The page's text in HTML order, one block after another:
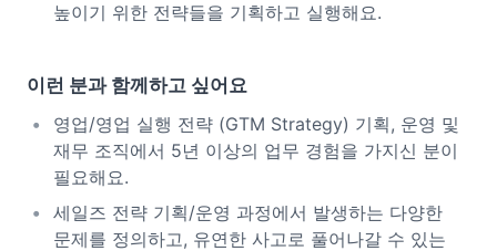
높이기 위한 전략들을 기획하고 실행해요.
이런 분과 함께하고 싶어요
영업/영업 실행 전략 (GTM Strategy) 기획, 운영 및
재무 조직에서 5년 이상의 업무 경험을 가지신 분이
필요해요.
세일즈 전략 기획/운영 과정에서 발생하는 다양한
문제를 정의하고, 유연한 사고로 풀어나갈 수 있는